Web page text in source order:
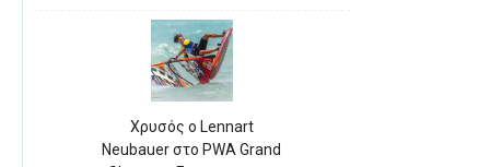
Χρυσός ο Lennart
Neubauer στο PWA Grand